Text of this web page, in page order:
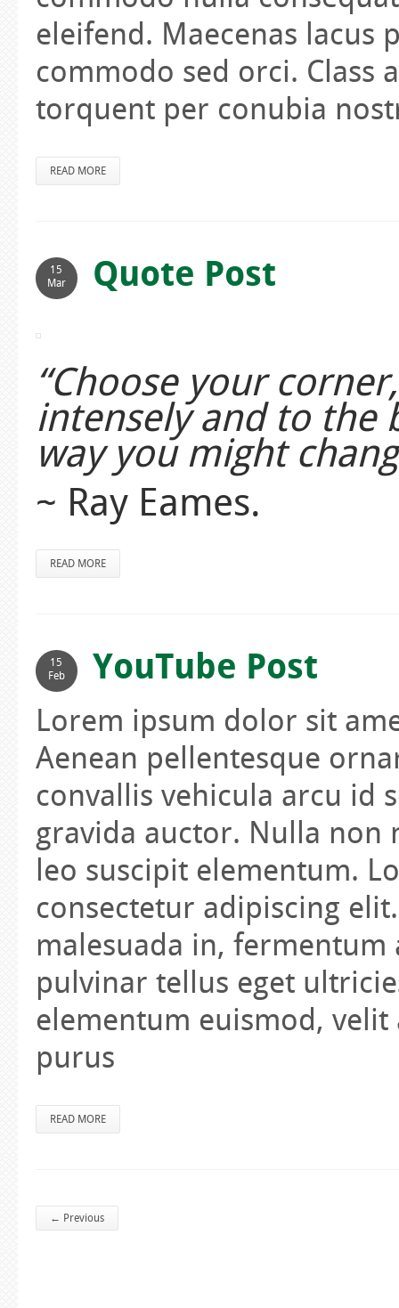
eleifend. Maecenas lacus
commodo sed orci. Class
torquent per conubia
READ MORE
15
Mar
Quote Post
“Choose your
intensely and to the
way you might
~ Ray Eames.
READ MORE
15
Feb
YouTube Post
Lorem ipsum dolor sit
Aenean pellentesque
convallis vehicula arcu id
gravida auctor. Nulla non
leo suscipit elementum.
consectetur adipiscing
malesuada in,
pulvinar tellus eget
elementum euismod,
purus
READ MORE
← Previous